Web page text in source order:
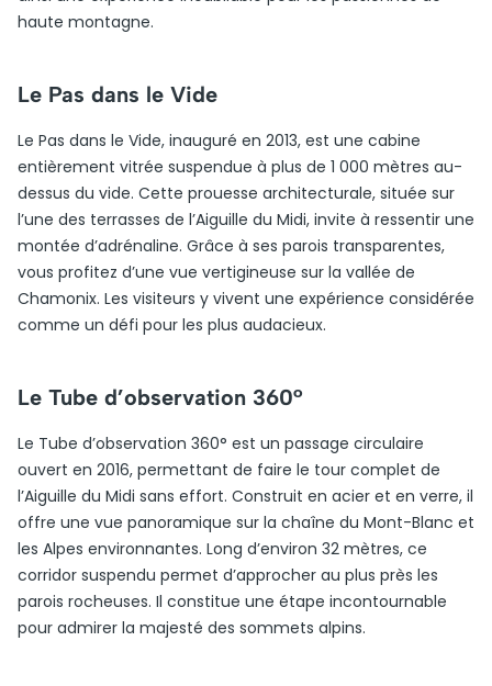
haute montagne.
Le Pas dans le Vide
Le Pas dans le Vide, inauguré en 2013, est une cabine
entièrement vitrée suspendue à plus de 1 000 mètres au-
dessus du vide. Cette prouesse architecturale, située sur
l’une des terrasses de l’Aiguille du Midi, invite à ressentir une
montée d’adrénaline. Grâce à ses parois transparentes,
vous profitez d’une vue vertigineuse sur la vallée de
Chamonix. Les visiteurs y vivent une expérience considérée
comme un défi pour les plus audacieux.
Le Tube d’observation 360°
Le Tube d’observation 360° est un passage circulaire
ouvert en 2016, permettant de faire le tour complet de
l’Aiguille du Midi sans effort. Construit en acier et en verre, il
offre une vue panoramique sur la chaîne du Mont-Blanc et
les Alpes environnantes. Long d’environ 32 mètres, ce
corridor suspendu permet d’approcher au plus près les
parois rocheuses. Il constitue une étape incontournable
pour admirer la majesté des sommets alpins.